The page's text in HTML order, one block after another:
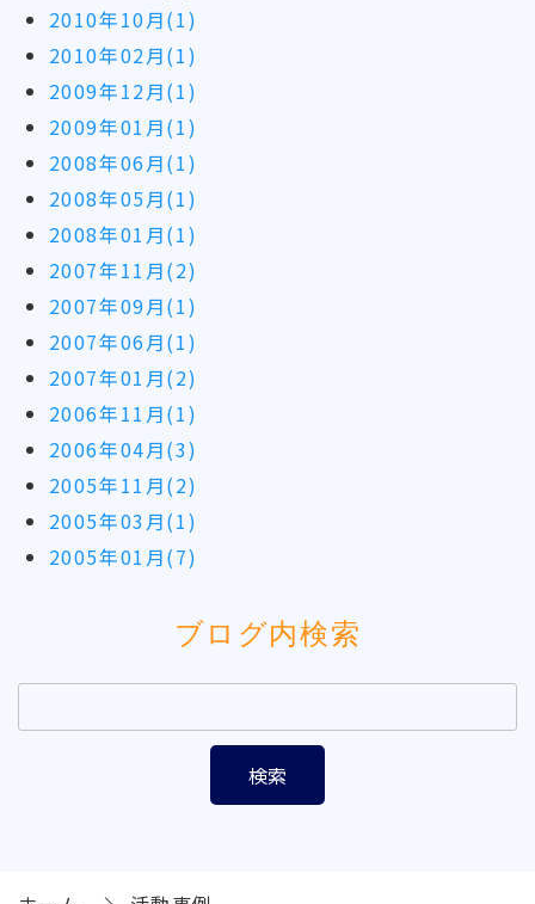
2010年10月(1)
2010年02月(1)
2009年12月(1)
2009年01月(1)
2008年06月(1)
2008年05月(1)
2008年01月(1)
2007年11月(2)
2007年09月(1)
2007年06月(1)
2007年01月(2)
2006年11月(1)
2006年04月(3)
2005年11月(2)
2005年03月(1)
2005年01月(7)
ブログ内検索